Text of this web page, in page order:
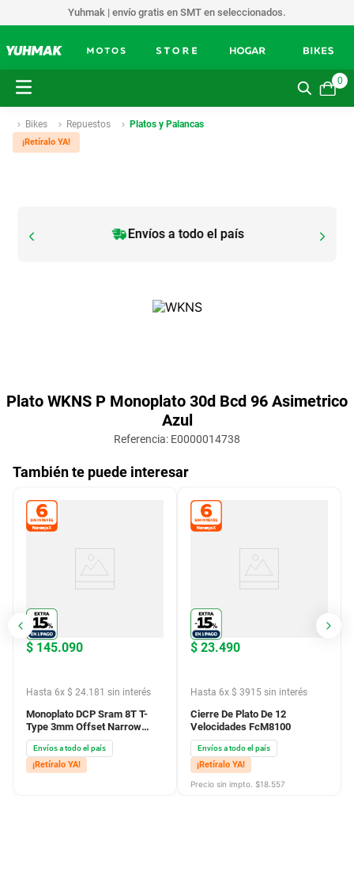
Yuhmak | envío gratis en SMT en seleccionados.
0
Bikes Repuestos Platos y Palancas
¡Retíralo YA!
Envíos a todo el país
Plato WKNS P Monoplato 30d Bcd 96 Asimetrico
Azul
Referencia: E0000014738
También te puede interesar
$ 145.090
Hasta 6x $ 24.181 sin interés
Monoplato DCP Sram 8T T-
Type 3mm Offset Narrow
Wide Roundl 34T Negro
Envíos a todo el país
¡Retíralo YA!
$ 23.490
Hasta 6x $ 3915 sin interés
Cierre De Plato De 12
Velocidades FcM8100
Envíos a todo el país
¡Retíralo YA!
Precio sin impto. $18.557